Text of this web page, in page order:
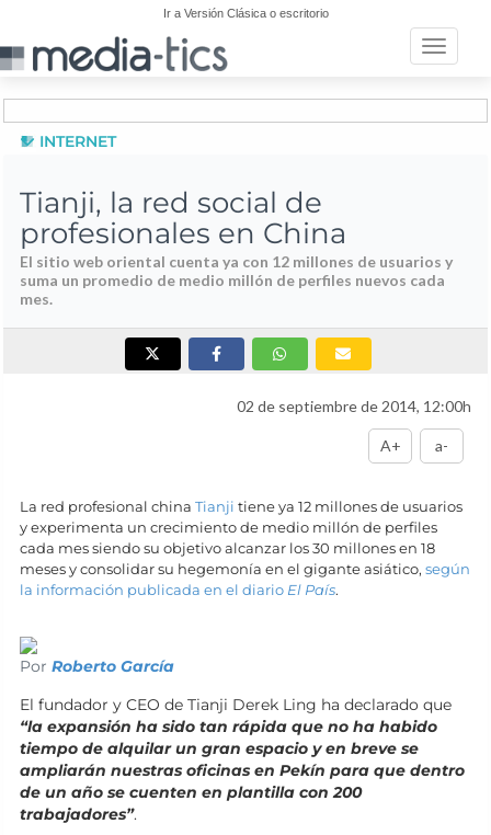
Ir a Versión Clásica o escritorio
Toggle
INTERNET
Tianji, la red social de
profesionales en China
El sitio web oriental cuenta ya con 12 millones de usuarios y
suma un promedio de medio millón de perfiles nuevos cada
mes.
02 de septiembre de 2014, 12:00h
A+ a-
La red profesional china Tianji tiene ya 12 millones de usuarios
y experimenta un crecimiento de medio millón de perfiles
cada mes siendo su objetivo alcanzar los 30 millones en 18
meses y consolidar su hegemonía en el gigante asiático, según
la información publicada en el diario El País.
Por Roberto García
El fundador y CEO de Tianji Derek Ling ha declarado que
“la expansión ha sido tan rápida que no ha habido
tiempo de alquilar un gran espacio y en breve se
ampliarán nuestras oficinas en Pekín para que dentro
de un año se cuenten en plantilla con 200
trabajadores”.